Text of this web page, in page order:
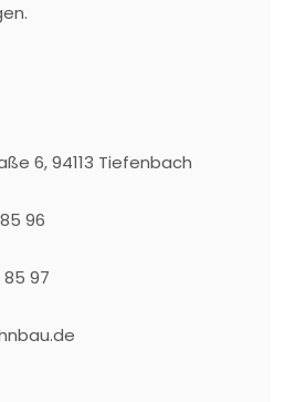
6, 94113 Tiefenbach
96
97